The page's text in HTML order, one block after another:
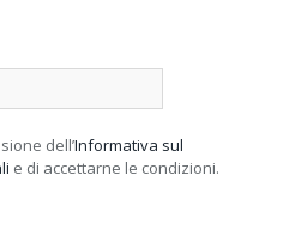
dell’Informativa sul
e di accettarne le condizioni.